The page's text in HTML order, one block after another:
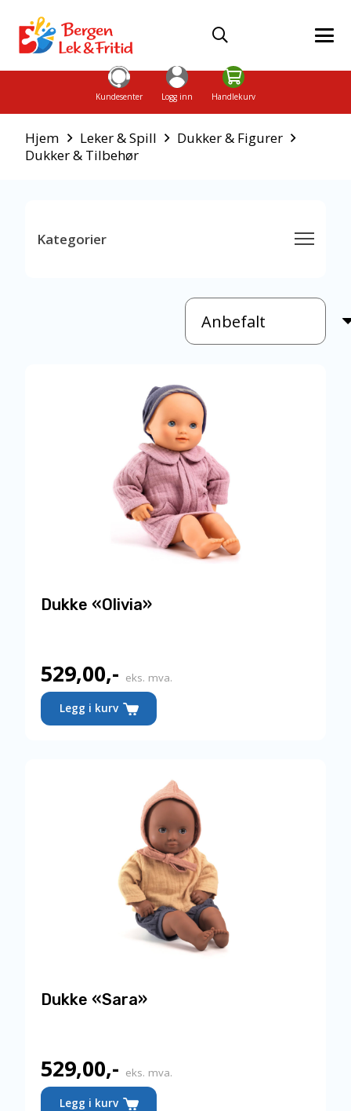
Kundesenter Logg inn Handlekurv
Hjem Leker & Spill
Dukker & Figurer
Dukker & Tilbehør
Kategorier
Dukke «Olivia»
529,00,- eks. mva.
Legg i kurv
Dukke «Sara»
529,00,- eks. mva.
Legg i kurv